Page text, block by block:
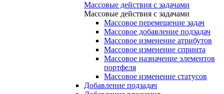
Массовые действия с задачами
Массовые действия с задачами
Массовое перемещение задач
Массовое добавление подзадач
Массовое изменение атрибутов
Массовое изменение спринта
Массовое назначение элементов
портфеля
Массовое изменение статусов
Добавление подзадач